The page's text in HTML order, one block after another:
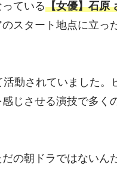
ている【女優】石原
スタート地点に立っ
動されていました。
じさせる演技で多く
の朝ドラではないん